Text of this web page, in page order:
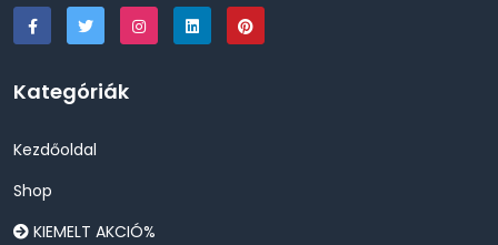
Kategóriák
Kezdőoldal
Shop
KIEMELT AKCIÓ%